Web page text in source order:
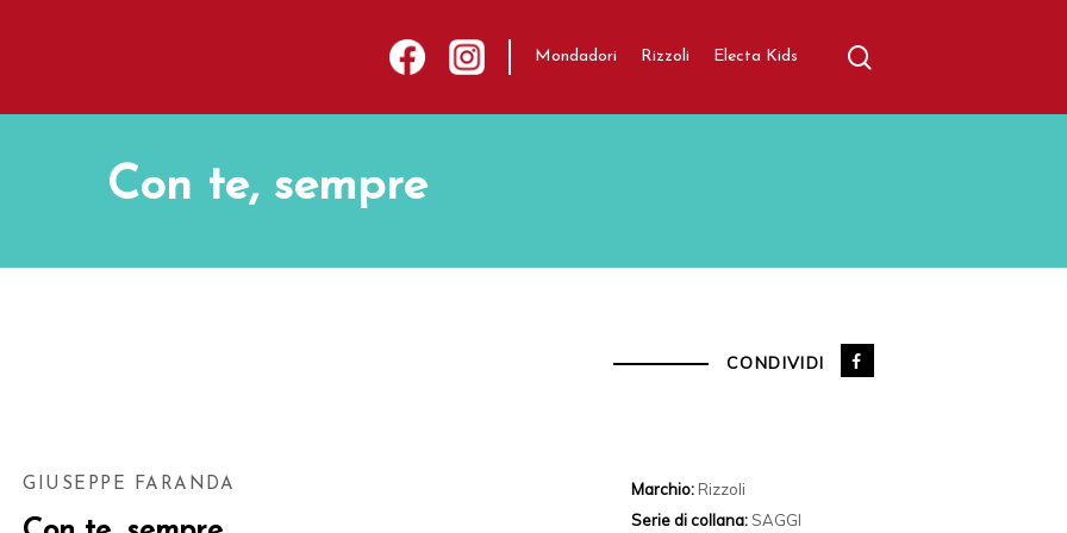
separatore
Mondadori Rizzoli Electa Kids
Con te, sempre
CONDIVIDI
GIUSEPPE FARANDA Marchio:Rizzoli
Serie di collana:SAGGI